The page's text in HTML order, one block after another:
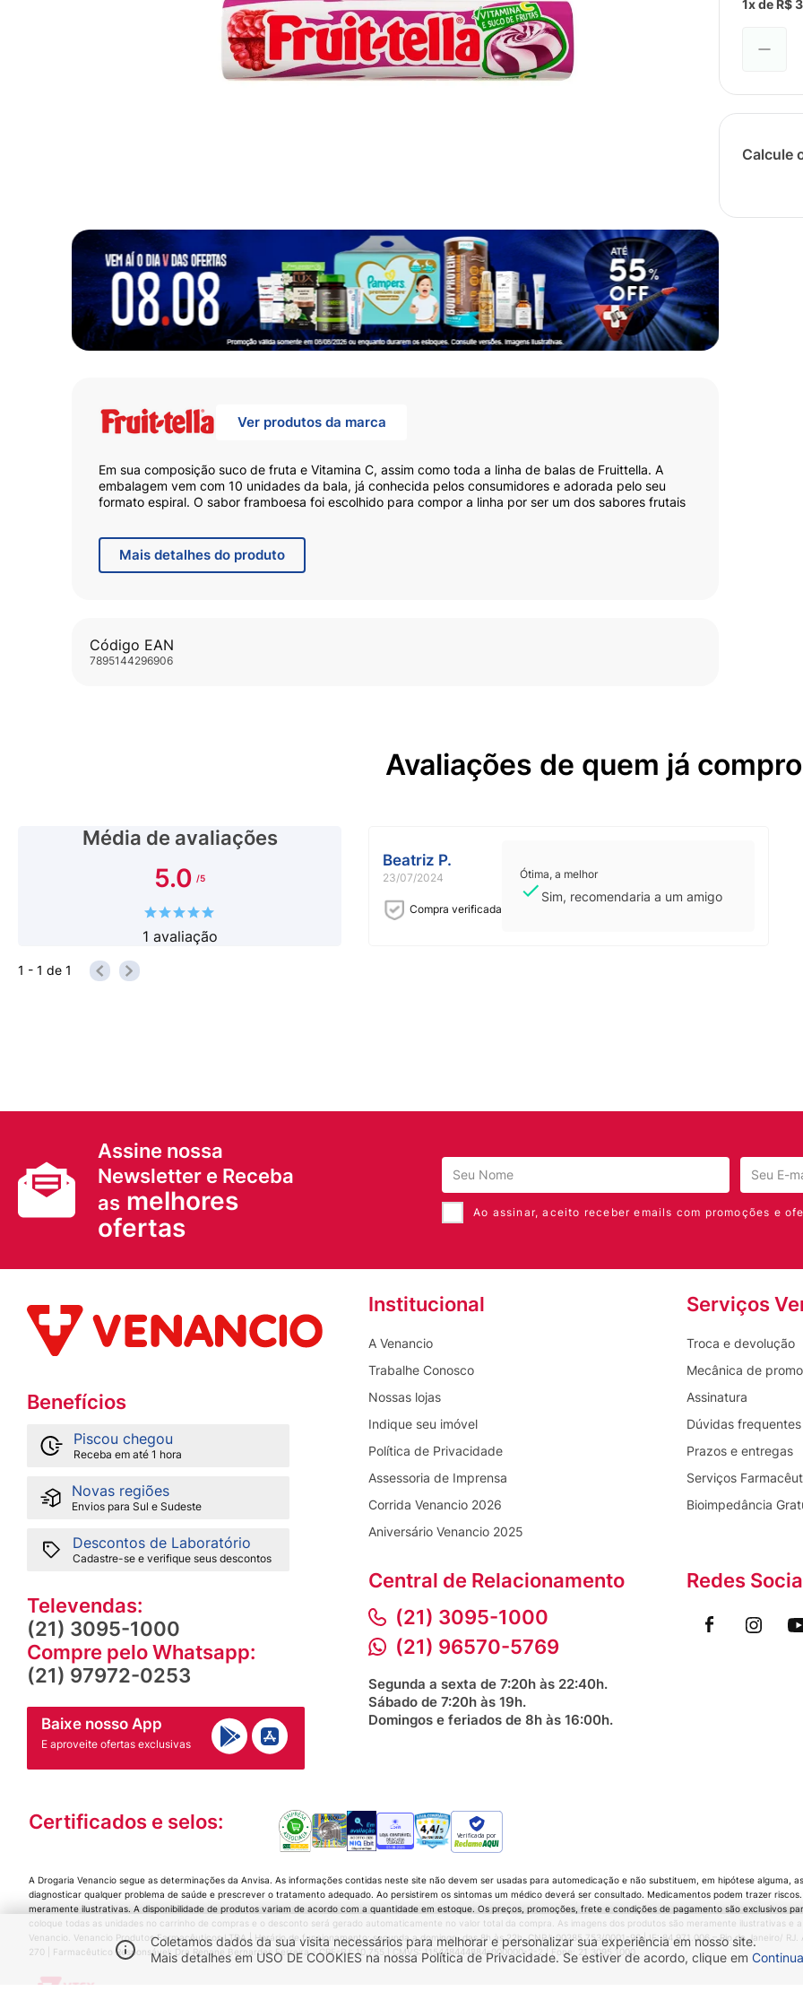
Coletamos dados da sua visita necessários para melhorar e personalizar sua experiência em nosso site.
Mais detalhes em USO DE COOKIES na nossa Política de Privacidade. Se estiver de acordo, clique em
1x de R$ 3
Ver produtos da marca
Em sua composição suco de fruta e Vitamina C, assim como toda a linha de balas de Fruittella. A
embalagem vem com 10 unidades da bala, já conhecida pelos consumidores e adorada pelo seu
formato espiral. O sabor framboesa foi escolhido para compor a linha por ser um dos sabores frutais
Mais detalhes do produto
Código EAN
7895144296906
Avaliações de quem já
Média de avaliações
5.0
1 avaliação
Beatriz P.
23/07/2024
Compra verificada
Ótima, a melhor
Sim, recomendaria a um amigo
1 - 1 de 1
Assine nossa
Newsletter e Receba
as melhores
ofertas
Ao assinar, aceito receber emails com promoções e
Benefícios
Piscou chegou
Receba em até 1 hora
Novas regiões
Envios para Sul e Sudeste
Descontos de Laboratório
Cadastre-se e verifique seus descontos
Televendas:
(21) 3095-1000
Compre pelo Whatsapp:
(21) 97972-0253
Baixe nosso App
E aproveite ofertas exclusivas
Institucional
A Venancio
Trabalhe Conosco
Nossas lojas
Indique seu imóvel
Política de Privacidade
Assessoria de Imprensa
Corrida Venancio 2026
Aniversário Venancio 2025
Serviços
Troca e devolução
Mecânica de
Assinatura
Dúvidas frequentes
Prazos e entregas
Serviços
Bioimpedância
Central de Relacionamento
(21) 3095-1000
(21) 96570-5769
Segunda a sexta de 7:20h às 22:40h.
Sábado de 7:20h às 19h.
Domingos e feriados de 8h às 16:00h.
Redes
Certificados e selos:
Verificada por
A Drogaria Venancio segue as determinações da Anvisa. As informações contidas neste site não devem ser usadas para automedicação e não substituem, em hipótese alguma,
diagnosticar qualquer problema de saúde e prescrever o tratamento adequado. Ao persistirem os sintomas um médico deverá ser consultado. Medicamentos podem trazer
meramente ilustrativas. A disponibilidade de produtos variam de acordo com a quantidade em estoque. Os preços, promoções, frete e condições de pagamento são exclusivos
coloque todas as unidades no carrinho de compras e o desconto será gerado automaticamente no valor total da compra. As imagens dos produtos são meramente ilustrativas e
Venancio. Venancio Produtos Farmacêuticos LTDA | Horário de funcionamento: segunda a domingo, das 8h às 22h. CNPJ: 00285.753/0001-90 | IE: 84.971.006 – Rio de Janeiro/
270 | Farmacêutico Responsável: Dra Renane Bernardes Ferreira - CRF-RJ: 10.755 | CMVS: 115448444884-000000-2-2 | Fone: 21 3095 1000
fralda